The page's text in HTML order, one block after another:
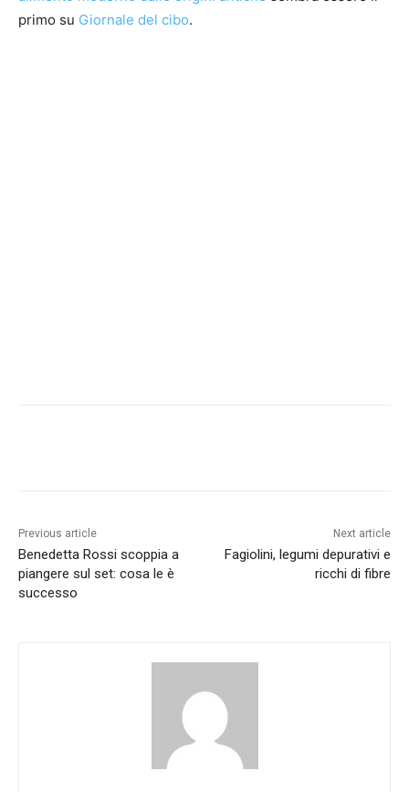
primo su Giornale del cibo.
Previous article
Benedetta Rossi scoppia a
piangere sul set: cosa le è
successo
Next article
Fagiolini, legumi depurativi e
ricchi di fibre